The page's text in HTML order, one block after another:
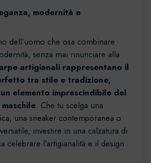
modernità e
dell’uomo che osa combinare
senza mai rinunciare alla
artigianali rappresentano il
tra stile e tradizione,
elemento imprescindibile del
. Che tu scelga una
una sneaker contemporanea o
investire in una calzatura di
celebrare l’artigianalità e il design